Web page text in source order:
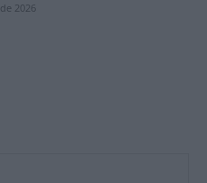
2026